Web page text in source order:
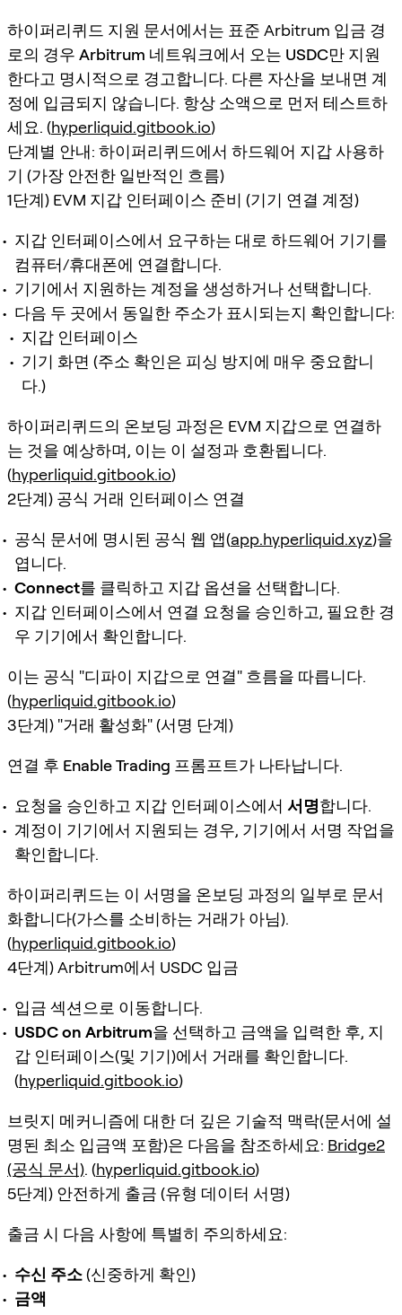
하이퍼리퀴드 지원 문서에서는 표준 Arbitrum 입금 경
로의 경우 Arbitrum 네트워크에서 오는 USDC만 지원
한다고 명시적으로 경고합니다. 다른 자산을 보내면 계
정에 입금되지 않습니다. 항상 소액으로 먼저 테스트하
세요. (hyperliquid.gitbook.io)
단계별 안내: 하이퍼리퀴드에서 하드웨어 지갑 사용하
기 (가장 안전한 일반적인 흐름)
1단계) EVM 지갑 인터페이스 준비 (기기 연결 계정)
지갑 인터페이스에서 요구하는 대로 하드웨어 기기를
컴퓨터/휴대폰에 연결합니다.
기기에서 지원하는 계정을 생성하거나 선택합니다.
다음 두 곳에서 동일한 주소가 표시되는지 확인합니다:
지갑 인터페이스
기기 화면 (주소 확인은 피싱 방지에 매우 중요합니
다.)
하이퍼리퀴드의 온보딩 과정은 EVM 지갑으로 연결하
는 것을 예상하며, 이는 이 설정과 호환됩니다.
(hyperliquid.gitbook.io)
2단계) 공식 거래 인터페이스 연결
공식 문서에 명시된 공식 웹 앱(app.hyperliquid.xyz)을
엽니다.
Connect를 클릭하고 지갑 옵션을 선택합니다.
지갑 인터페이스에서 연결 요청을 승인하고, 필요한 경
우 기기에서 확인합니다.
이는 공식 "디파이 지갑으로 연결" 흐름을 따릅니다.
(hyperliquid.gitbook.io)
3단계) "거래 활성화" (서명 단계)
연결 후 Enable Trading 프롬프트가 나타납니다.
요청을 승인하고 지갑 인터페이스에서 서명합니다.
계정이 기기에서 지원되는 경우, 기기에서 서명 작업을
확인합니다.
하이퍼리퀴드는 이 서명을 온보딩 과정의 일부로 문서
화합니다(가스를 소비하는 거래가 아님).
(hyperliquid.gitbook.io)
4단계) Arbitrum에서 USDC 입금
입금 섹션으로 이동합니다.
USDC on Arbitrum을 선택하고 금액을 입력한 후, 지
갑 인터페이스(및 기기)에서 거래를 확인합니다.
(hyperliquid.gitbook.io)
브릿지 메커니즘에 대한 더 깊은 기술적 맥락(문서에 설
명된 최소 입금액 포함)은 다음을 참조하세요: Bridge2
(공식 문서). (hyperliquid.gitbook.io)
5단계) 안전하게 출금 (유형 데이터 서명)
출금 시 다음 사항에 특별히 주의하세요:
수신 주소(신중하게 확인)
금액